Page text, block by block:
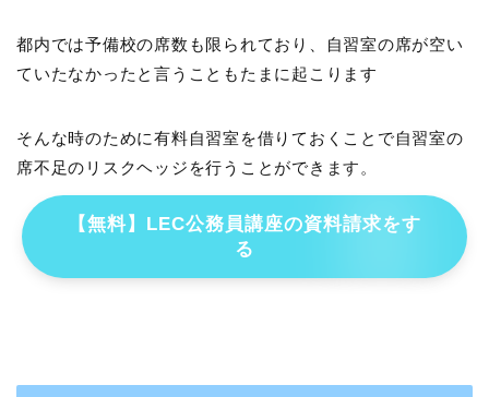
都内では予備校の席数も限られており、自習室の席が空い
ていたなかったと言うこともたまに起こります
そんな時のために有料自習室を借りておくことで自習室の
席不足のリスクヘッジを行うことができます。
【無料】LEC公務員講座の資料請求をす
る